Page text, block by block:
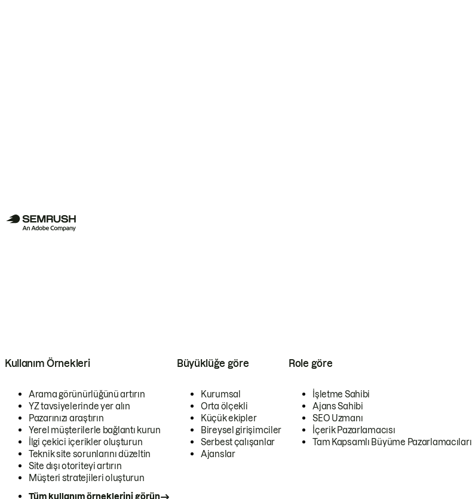
Kullanım Örnekleri
Arama görünürlüğünü artırın
YZ tavsiyelerinde yer alın
Pazarınızı araştırın
Yerel müşterilerle bağlantı kurun
İlgi çekici içerikler oluşturun
Teknik site sorunlarını düzeltin
Site dışı otoriteyi artırın
Müşteri stratejileri oluşturun
Tüm kullanım örneklerini görün
Büyüklüğe göre
Kurumsal
Orta ölçekli
Küçük ekipler
Bireysel girişimciler
Serbest çalışanlar
Ajanslar
Role göre
İşletme Sahibi
Ajans Sahibi
SEO Uzmanı
İçerik Pazarlamacısı
Tam Kapsamlı Büyüme Pazarlamacıları